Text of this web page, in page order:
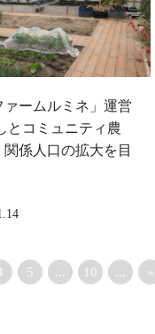
ームルミネ」運営
とコミュニティ農
係人口の拡大を目
5 ... 10 ... »